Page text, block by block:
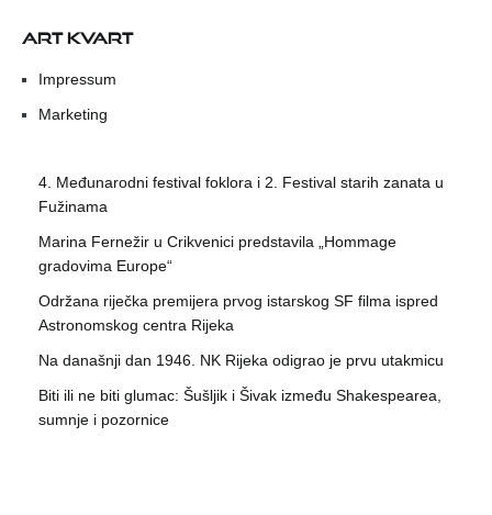
ART KVART
Impressum
Marketing
4. Međunarodni festival foklora i 2. Festival starih zanata u
Fužinama
Marina Fernežir u Crikvenici predstavila „Hommage
gradovima Europe“
Održana riječka premijera prvog istarskog SF filma ispred
Astronomskog centra Rijeka
Na današnji dan 1946. NK Rijeka odigrao je prvu utakmicu
Biti ili ne biti glumac: Šušljik i Šivak između Shakespearea,
sumnje i pozornice